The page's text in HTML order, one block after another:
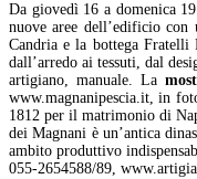
Da giovedì 16 a domenica
nuove aree dell’edificio
Candria e la bottega Fratelli
dall’arredo ai tessuti, dal
artigiano, manuale. La
www.magnanipescia.it, in
1812 per il matrimonio di
dei Magnani è un’antica
ambito produttivo
055-2654588/89,